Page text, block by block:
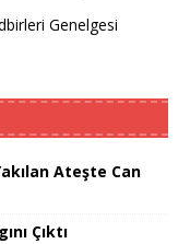
Genelgesi
Ateşte Can
Çıktı